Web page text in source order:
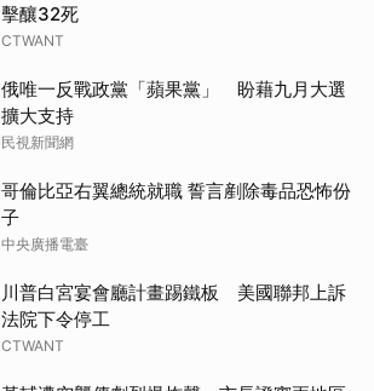
擊釀32死
CTWANT
俄唯一反戰政黨「蘋果黨」 盼藉九月大選
擴大支持
民視新聞網
哥倫比亞右翼總統就職 誓言剷除毒品恐怖份
子
中央廣播電臺
川普白宮宴會廳計畫踢鐵板 美國聯邦上訴
法院下令停工
CTWANT